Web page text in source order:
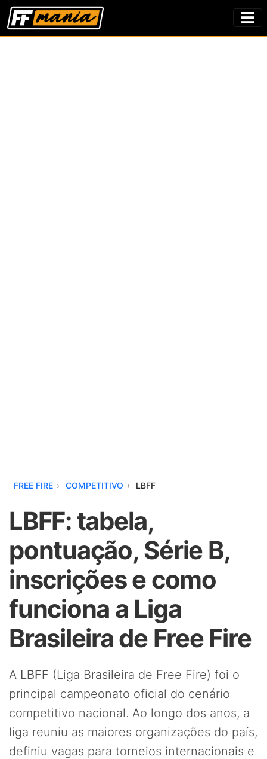
FREE FIRE COMPETITIVO LBFF
LBFF: tabela,
pontuação, Série B,
inscrições e como
funciona a Liga
Brasileira de Free Fire
A LBFF (Liga Brasileira de Free Fire) foi o
principal campeonato oficial do cenário
competitivo nacional. Ao longo dos anos, a
liga reuniu as maiores organizações do país,
definiu vagas para torneios internacionais e